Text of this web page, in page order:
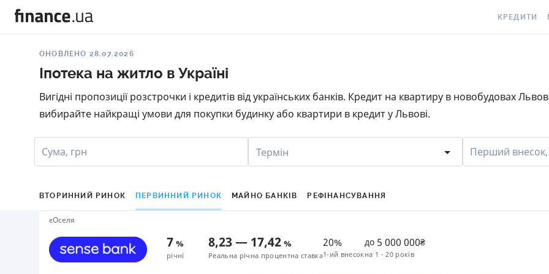
КРЕДИТИ
КРЕДИТ
ІСТОРІЄЮ
ОНОВЛЕНО 28.07.2026
Іпотека на житло в Україні
Вигідні пропозиції розстрочки і кредитів від українських банків. Кредит на квартиру в новобудовах
вибирайте найкращі умови для покупки будинку або квартири в кредит у Львові.
Сума, грн Термін Перший внесок,
ВТОРИННИЙ РИНОК ПЕРВИННИЙ РИНОК МАЙНО БАНКІВ РЕФІНАНСУВАННЯ
єОселя
7 %
річні
8,23— 17,42 %
Реальна річна процентна ставка
20%
1-ий внесок
до 5 000 000₴
на 1 - 20 років